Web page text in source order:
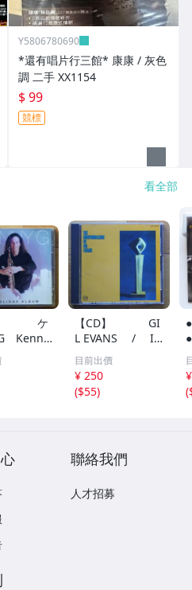
Y5806780690
*還有唱片行三館* 康康 / 灰色
調 二手 XX1154
$ 99
競標
看全部
】 ケ
Kenny
イ
- A Hol
【CD】 GI
L EVANS / IN
DIVIDUALIS Of G
il Evans ギル・
エヴァンスの個性
と発展 +5
目前出價
¥ 250
($55)
(
聯絡我們
人才招募